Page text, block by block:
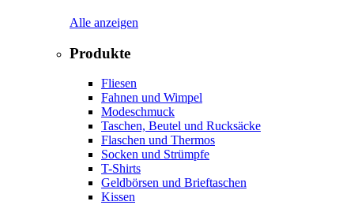
Alle anzeigen
Produkte
Fliesen
Fahnen und Wimpel
Modeschmuck
Taschen, Beutel und Rucksäcke
Flaschen und Thermos
Socken und Strümpfe
T-Shirts
Geldbörsen und Brieftaschen
Kissen